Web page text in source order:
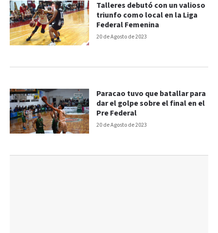
20 de Agosto de 2023
Talleres debutó con un valioso
triunfo como local en la Liga
Federal Femenina
20 de Agosto de 2023
Paracao tuvo que batallar para
dar el golpe sobre el final en el
Pre Federal